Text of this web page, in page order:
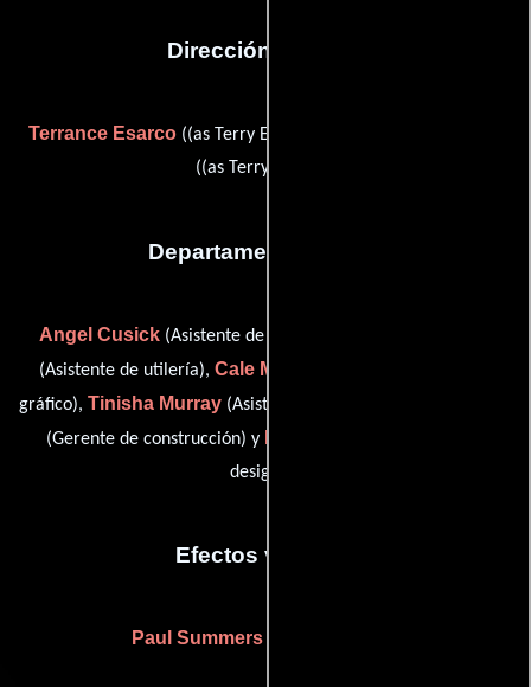
Dirección artística
Terrance Esarco((as Terry Esarco)) y
((as Terry Esarco))
Departamento de arte
Angel Cusick(Asistente de utilería),
(Asistente de utilería), Cale McConnell
gráfico), Tinisha Murray(Asistente de utilería),
(Gerente de construcción) y
designer)
Efectos visuales
Paul Summers(Efectos visuales)